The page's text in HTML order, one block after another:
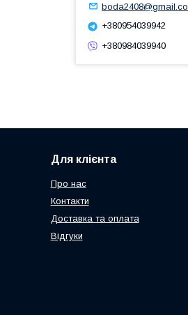
+380954039942
+380984039940
Для клієнта
Про нас
Контакти
Доставка та оплата
Відгуки